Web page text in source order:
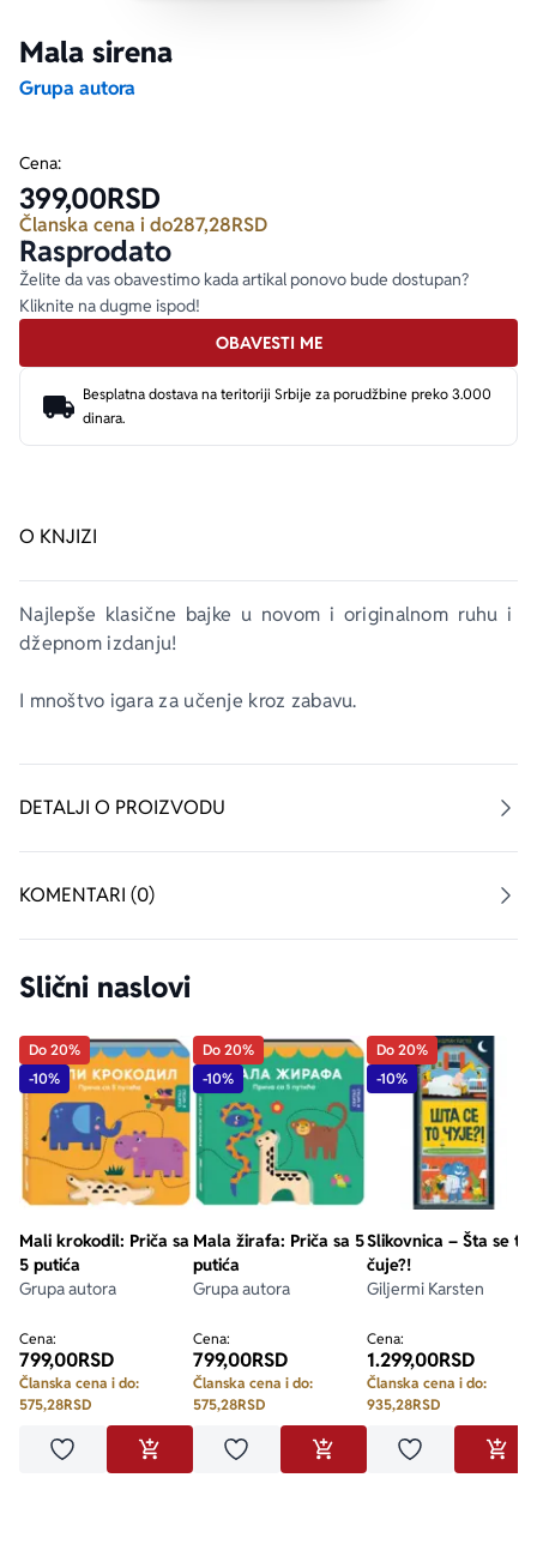
Mala sirena
Grupa autora
O KNJIZI
Najlepše klasične bajke u novom i originalnom ruhu i
džepnom izdanju!
I mnoštvo igara za učenje kroz zabavu.
DETALJI O PROIZVODU
KOMENTARI (0)
Cena:
399,00RSD
Članska cena i do287,28RSD
Rasprodato
Želite da vas obavestimo kada artikal ponovo bude dostupan?
Kliknite na dugme ispod!
OBAVESTI ME
Besplatna dostava na teritoriji Srbije za porudžbine preko 3.000
dinara.
Slični naslovi
Do 20%
-10%
Mali krokodil: Priča sa
5 putića
Grupa autora
Cena:
799,00RSD
Članska cena i do:
575,28RSD
Dodaj u omiljeneDODAJ U KORPU
Do 20%
-10%
Mala žirafa: Priča sa 5
putića
Grupa autora
Cena:
799,00RSD
Članska cena i do:
575,28RSD
Dodaj u omiljeneDODAJ U KORPU
Do 20%
-10%
Slikovnica – Šta se to
čuje?!
Giljermi Karsten
Cena:
1.299,00RSD
Članska cena i do:
935,28RSD
Dodaj u
Ekranizovane knjige
E-knjige
Autori
Poezija
Biografija
Bojan Ljubenović
Milica Jakovljević Mir-Jam
Peter Handke
Elif Šafak